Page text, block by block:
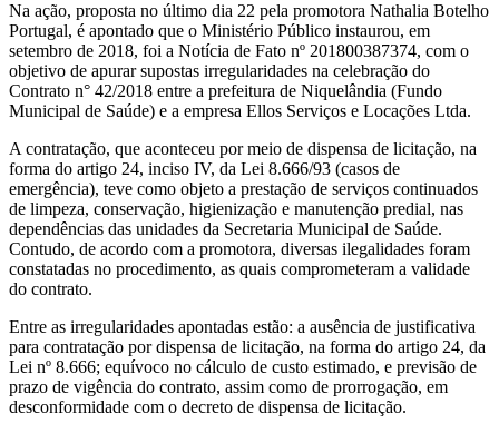
Na ação, proposta no último dia 22 pela promotora Nathalia Botelho
Portugal, é apontado que o Ministério Público instaurou, em
setembro de 2018, foi a Notícia de Fato nº 201800387374, com o
objetivo de apurar supostas irregularidades na celebração do
Contrato n° 42/2018 entre a prefeitura de Niquelândia (Fundo
Municipal de Saúde) e a empresa Ellos Serviços e Locações Ltda.
A contratação, que aconteceu por meio de dispensa de licitação, na
forma do artigo 24, inciso IV, da Lei 8.666/93 (casos de
emergência), teve como objeto a prestação de serviços continuados
de limpeza, conservação, higienização e manutenção predial, nas
dependências das unidades da Secretaria Municipal de Saúde.
Contudo, de acordo com a promotora, diversas ilegalidades foram
constatadas no procedimento, as quais comprometeram a validade
do contrato.
Entre as irregularidades apontadas estão: a ausência de justificativa
para contratação por dispensa de licitação, na forma do artigo 24, da
Lei nº 8.666; equívoco no cálculo de custo estimado, e previsão de
prazo de vigência do contrato, assim como de prorrogação, em
desconformidade com o decreto de dispensa de licitação.